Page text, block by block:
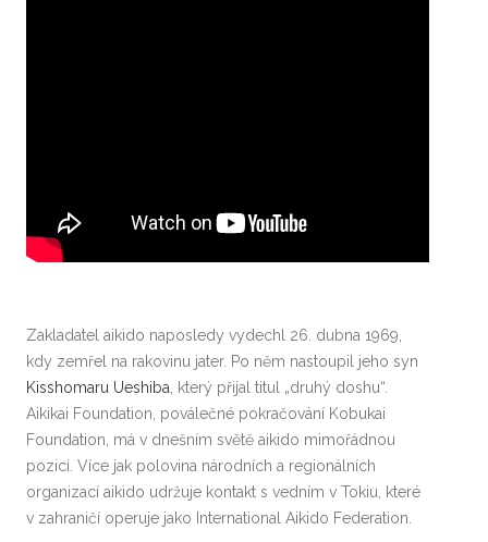
Zakladatel aikido naposledy vydechl 26. dubna 1969,
kdy zemřel na rakovinu jater. Po něm nastoupil jeho syn
Kisshomaru Ueshiba , který přijal titul „druhý doshu“.
Aikikai Foundation, poválečné pokračování Kobukai
Foundation, má v dnešním světě aikido mimořádnou
pozici. Více jak polovina národních a regionálních
organizací aikido udržuje kontakt s vedním v Tokiu, které
v zahraničí operuje jako International Aikido Federation.